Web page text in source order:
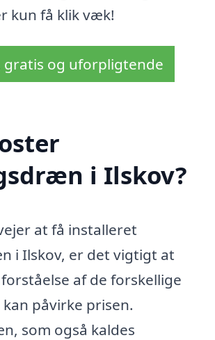
kun få klik væk!
gratis og uforpligtende
i Ilskov?
at få installeret
i Ilskov, er det vigtigt at
af de forskellige
påvirke prisen.
som også kaldes